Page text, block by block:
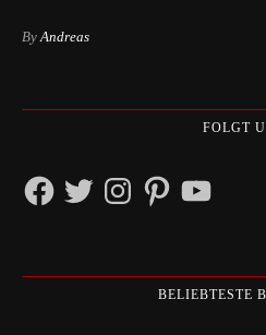
By Andreas
FOLGT
FacebookTwitterInstagramPinterestYouTube
BELIEBTESTE